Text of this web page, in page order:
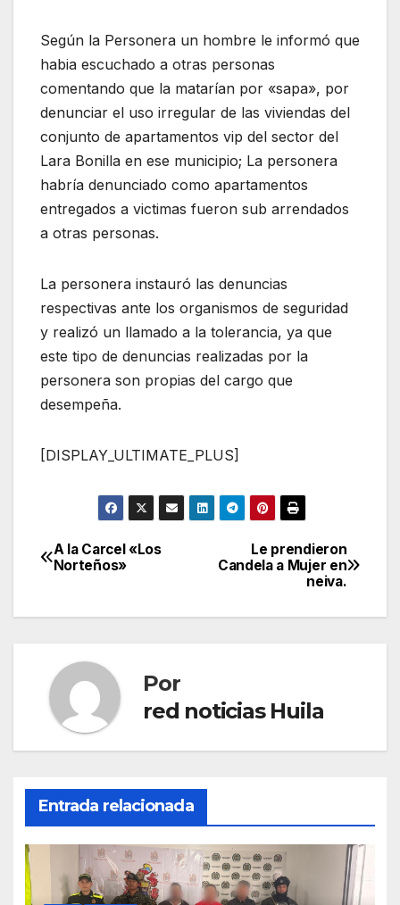
Según la Personera un hombre le informó que
habia escuchado a otras personas
comentando que la matarían por «sapa», por
denunciar el uso irregular de las viviendas del
conjunto de apartamentos vip del sector del
Lara Bonilla en ese municipio; La personera
habría denunciado como apartamentos
entregados a victimas fueron sub arrendados
a otras personas.
La personera instauró las denuncias
respectivas ante los organismos de seguridad
y realizó un llamado a la tolerancia, ya que
este tipo de denuncias realizadas por la
personera son propias del cargo que
desempeña.
[DISPLAY_ULTIMATE_PLUS]
Navegación
Le prendieron
Candela a Mujer en
neiva.
A la Carcel «Los
Norteños»
Por
red noticias Huila
Entrada relacionada